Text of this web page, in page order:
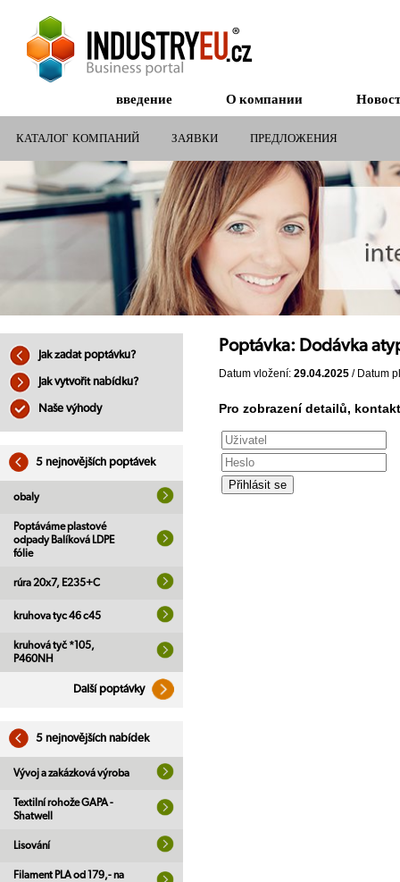
введение О компании
КАТАЛОГ КОМПАНИЙ ЗАЯВКИ ПРЕДЛОЖЕНИЯ
СУБСИДИИ ДЛЯ КОМПАНИЙ
Jak zadat poptávku?
Jak vytvořit nabídku?
Naše výhody
5 nejnovějších poptávek
obaly
Poptáváme plastové
odpady Balíková LDPE
fólie
rúra 20x7, E235+C
kruhova tyc 46 c45
kruhová tyč *105,
P460NH
Další poptávky
5 nejnovějších nabídek
Vývoj a zakázková výroba
Textilní rohože GAPA -
Shatwell
Lisování
Filament PLA od 179,- na
Poptávka: Dodávka
Datum vložení: 29.04.2025 / Datum
Pro zobrazení detailů,